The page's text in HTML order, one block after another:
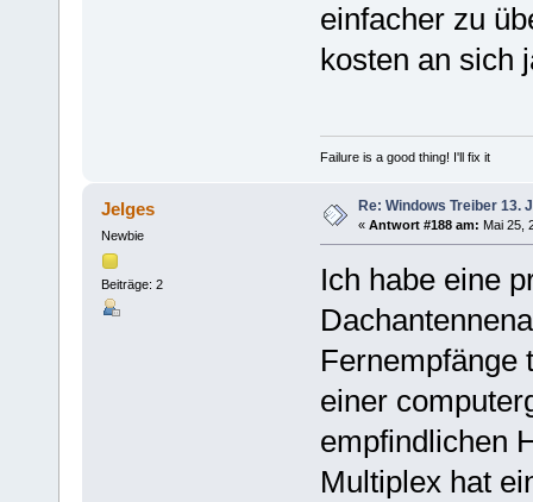
einfacher zu
kosten an sich
Failure is a good thing! I'll fix it
Jelges
Newbie
Beiträge: 2
Re: Windows Treiber 13.
« Antwort #188 am: Mai 25,
Ich habe eine
Fernempfänge
einer
empfindlichen
Multiplex hat